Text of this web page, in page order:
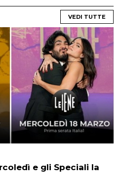
VEDI TUTTE
e gli Speciali la